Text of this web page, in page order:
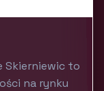
Skierniewic to
na rynku